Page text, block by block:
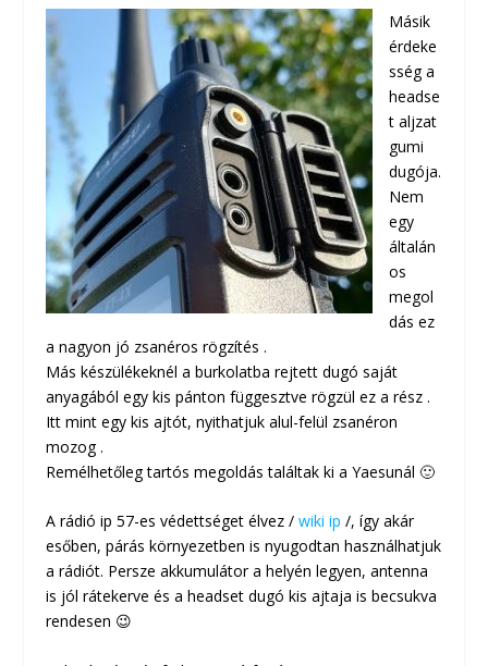
Másik
érdeke
sség a
headse
t aljzat
gumi
dugója.
Nem
egy
általán
os
megol
dás ez
a nagyon jó zsanéros rögzítés .
Más készülékeknél a burkolatba rejtett dugó saját
anyagából egy kis pánton függesztve rögzül ez a rész .
Itt mint egy kis ajtót, nyithatjuk alul-felül zsanéron
mozog .
Remélhetőleg tartós megoldás találtak ki a Yaesunál 🙂
A rádió ip 57-es védettséget élvez / wiki ip /, így akár
esőben, párás környezetben is nyugodtan használhatjuk
a rádiót. Persze akkumulátor a helyén legyen, antenna
is jól rátekerve és a headset dugó kis ajtaja is becsukva
rendesen 😉